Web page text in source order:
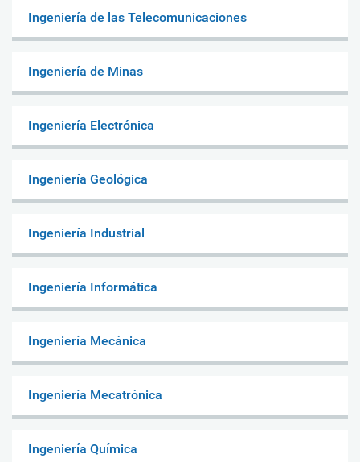
Ingeniería de las Telecomunicaciones
Ingeniería de Minas
Ingeniería Electrónica
Ingeniería Geológica
Ingeniería Industrial
Ingeniería Informática
Ingeniería Mecánica
Ingeniería Mecatrónica
Ingeniería Química